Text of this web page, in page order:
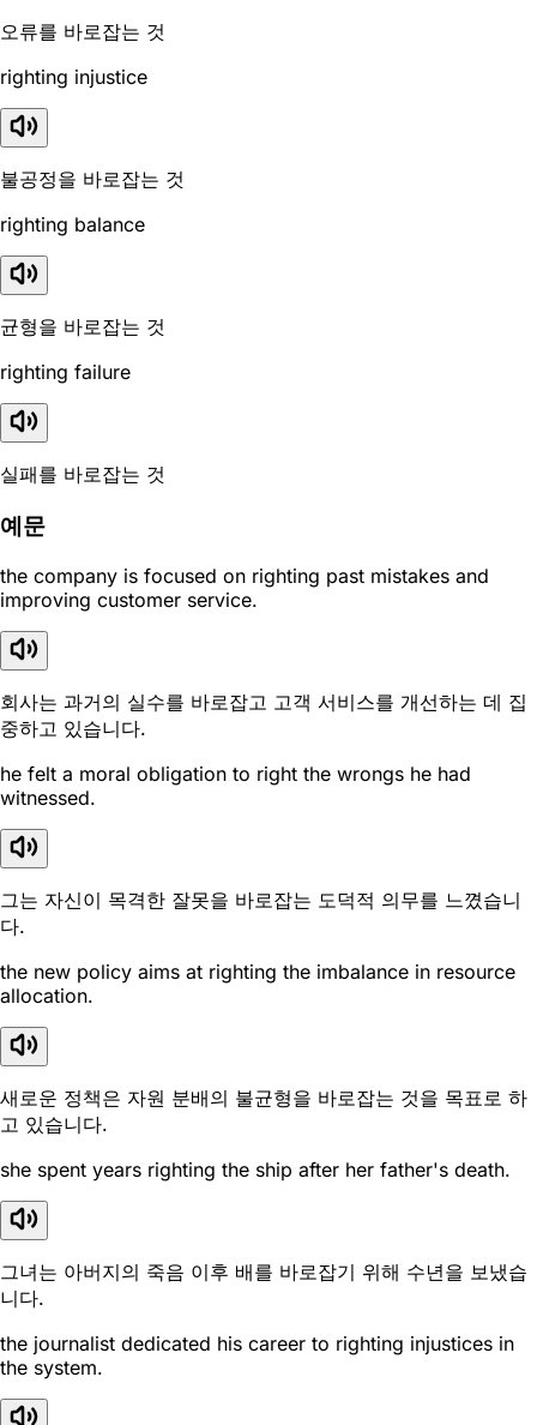
오류를 바로잡는 것
righting injustice
불공정을 바로잡는 것
righting balance
균형을 바로잡는 것
righting failure
실패를 바로잡는 것
예문
the company is focused on righting past mistakes and
improving customer service.
회사는 과거의 실수를 바로잡고 고객 서비스를 개선하는 데 집
중하고 있습니다.
he felt a moral obligation to right the wrongs he had
witnessed.
그는 자신이 목격한 잘못을 바로잡는 도덕적 의무를 느꼈습니
다.
the new policy aims at righting the imbalance in resource
allocation.
새로운 정책은 자원 분배의 불균형을 바로잡는 것을 목표로 하
고 있습니다.
she spent years righting the ship after her father's death.
그녀는 아버지의 죽음 이후 배를 바로잡기 위해 수년을 보냈습
니다.
the journalist dedicated his career to righting injustices in
the system.